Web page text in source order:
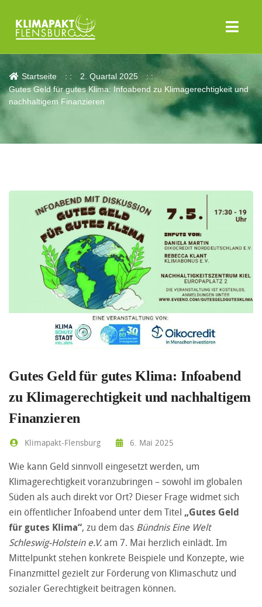
Aktuelles
Startseite
2. Quartal 2025
Gutes Geld für gutes Klima: Infoabend zu Klimagerechtigkeit und
nachhaltigem Finanzieren
Gutes Geld für gutes Klima: Infoabend
zu Klimagerechtigkeit und nachhaltigem
Finanzieren
Klimapakt-Flensburg 6. Mai 2025
Wie kann Geld sinnvoll eingesetzt werden, um
Klimagerechtigkeit voranzubringen – sowohl im globalen
Süden als auch direkt vor Ort? Dieser Frage widmet sich
ein öffentlicher Infoabend unter dem Titel „Gutes Geld
für gutes Klima“, zu dem das Bündnis Eine Welt
Schleswig-Holstein e.V.am 7. Mai herzlich einlädt. Im
Mittelpunkt stehen konkrete Beispiele und Konzepte, wie
Finanzmittel gezielt zur Förderung von Klimaschutz und
sozialer Gerechtigkeit beitragen können.